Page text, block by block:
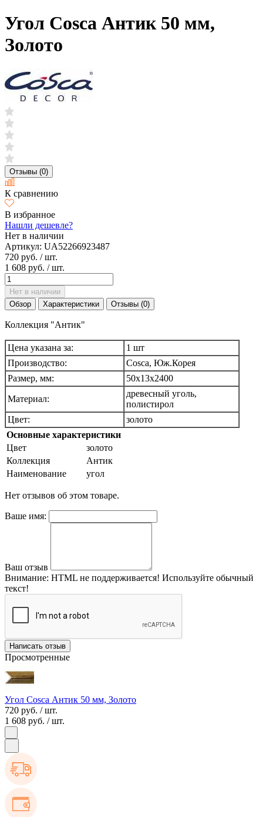
Угол Cosca Антик 50 мм,
Золото
Отзывы (0)
К сравнению
В избранное
Нашли дешевле?
Нет в наличии
Артикул: UA52266923487
720 руб. / шт.
1 608 руб. / шт.
Нет в наличии
Обзор
Характеристики Отзывы (0)
Коллекция "Антик"
Цена указана за:
1 шт
Производство:
Cosca, Юж.Корея
Размер, мм:
50х13х2400
Материал:
древесный уголь,
полистирол
Цвет:
золото
Основные характеристики
Цвет
золото
Коллекция
Антик
Наименование
угол
Нет отзывов об этом товаре.
Ваше имя:
Ваш отзыв
Внимание: HTML не поддерживается! Используйте обычный
текст!
Написать отзыв
Просмотренные
Угол Cosca Антик 50 мм, Золото
720 руб. / шт.
1 608 руб. / шт.